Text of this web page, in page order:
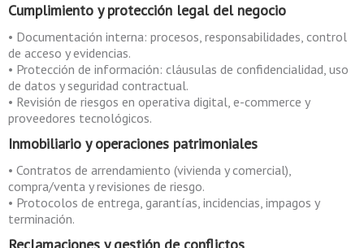
Cumplimiento y protección legal del negocio
• Documentación interna: procesos, responsabilidades, control
de acceso y evidencias.
• Protección de información: cláusulas de confidencialidad, uso
de datos y seguridad contractual.
• Revisión de riesgos en operativa digital, e-commerce y
proveedores tecnológicos.
Inmobiliario y operaciones patrimoniales
• Contratos de arrendamiento (vivienda y comercial),
compra/venta y revisiones de riesgo.
• Protocolos de entrega, garantías, incidencias, impagos y
terminación.